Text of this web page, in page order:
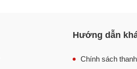
Hướng dẫn
Chính sách